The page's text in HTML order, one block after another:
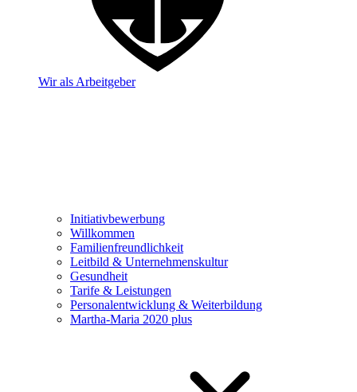
Wir als Arbeitgeber
Initiativbewerbung
Willkommen
Familienfreundlichkeit
Leitbild & Unternehmenskultur
Gesundheit
Tarife & Leistungen
Personalentwicklung & Weiterbildung
Martha-Maria 2020 plus